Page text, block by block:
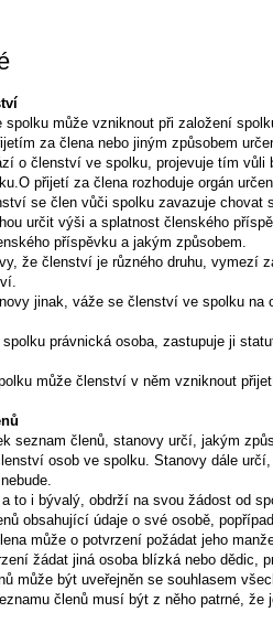
spolku může vzniknout při založení
za člena nebo jiným způsobem
o členství ve spolku, projevuje tím
přijetí za člena rozhoduje orgán
se člen vůči spolku zavazuje chovat
určit výši a splatnost členského
příspěvku a jakým způsobem.
že členství je různého druhu, vymezí
jinak, váže se členství ve spolku na
právnická osoba, zastupuje ji
může členství v něm vzniknout
seznam členů, stanovy určí, jakým
osob ve spolku. Stanovy dále
to i bývalý, obdrží na svou žádost od
obsahující údaje o své osobě,
může o potvrzení požádat jeho
žádat jiná osoba blízká nebo dědic,
může být uveřejněn se souhlasem
členů musí být z něho patrné, že